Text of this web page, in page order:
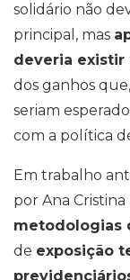
solidário não
principal, mas
deveria existir
dos ganhos
seriam
com a política
Em trabalho
por Ana Cristina
metodologias
de exposição